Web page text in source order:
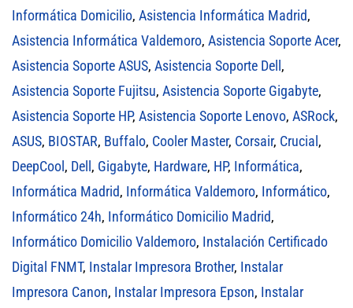
Informática Domicilio, Asistencia Informática Madrid,
Asistencia Informática Valdemoro, Asistencia Soporte Acer,
Asistencia Soporte ASUS, Asistencia Soporte Dell ,
Asistencia Soporte Fujitsu, Asistencia Soporte Gigabyte,
Asistencia Soporte HP, Asistencia Soporte Lenovo, ASRock,
ASUS, BIOSTAR, Buffalo, Cooler Master, Corsair, Crucial ,
DeepCool , Dell , Gigabyte, Hardware, HP, Informática,
Informática Madrid, Informática Valdemoro, Informático,
Informático 24h, Informático Domicilio Madrid,
Informático Domicilio Valdemoro, Instalación Certificado
Digital FNMT, Instalar Impresora Brother, Instalar
Impresora Canon, Instalar Impresora Epson, Instalar